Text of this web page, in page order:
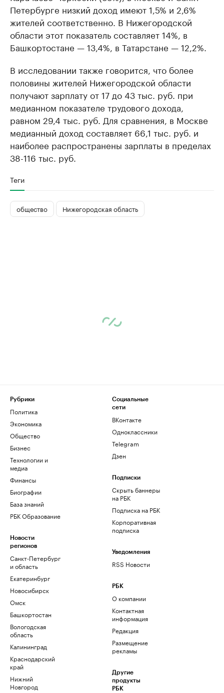
Петербурге низкий доход имеют 1,5% и 2,6%
жителей соответственно. В Нижегородской
области этот показатель составляет 14%, в
Башкортостане — 13,4%, в Татарстане — 12,2%.
В исследовании также говорится, что более
половины жителей Нижегородской области
получают зарплату от 17 до 43 тыс. руб. при
медианном показателе трудового дохода,
равном 29,4 тыс. руб. Для сравнения, в Москве
медианный доход составляет 66,1 тыс. руб. и
наиболее распространены зарплаты в пределах
38-116 тыс. руб.
Теги
общество Нижегородская область
Рубрики
Политика
Экономика
Общество
Бизнес
Технологии и
медиа
Финансы
Биографии
База знаний
РБК Образование
Новости
регионов
Санкт-Петербург
и область
Екатеринбург
Новосибирск
Омск
Башкортостан
Вологодская
область
Калининград
Краснодарский
край
Нижний
Новгород
Социальные
сети
ВКонтакте
Одноклассники
Telegram
Дзен
Подписки
Скрыть баннеры
на РБК
Подписка на РБК
Корпоративная
подписка
Уведомления
RSS Новости
РБК
О компании
Контактная
информация
Редакция
Размещение
рекламы
Другие
продукты
РБК